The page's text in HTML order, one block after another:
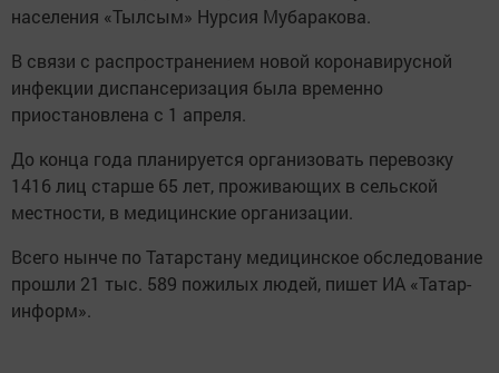
населения «Тылсым» Нурсия Мубаракова.
В связи с распространением новой коронавирусной
инфекции диспансеризация была временно
приостановлена с 1 апреля.
До конца года планируется организовать перевозку
1416 лиц старше 65 лет, проживающих в сельской
местности, в медицинские организации.
Всего нынче по Татарстану медицинское обследование
прошли 21 тыс. 589 пожилых людей, пишет ИА «Татар-
информ».